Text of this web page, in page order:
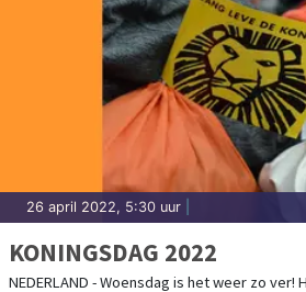
26 april 2022, 5:30 uur
KONINGSDAG 2022
NEDERLAND - Woensdag is het weer zo